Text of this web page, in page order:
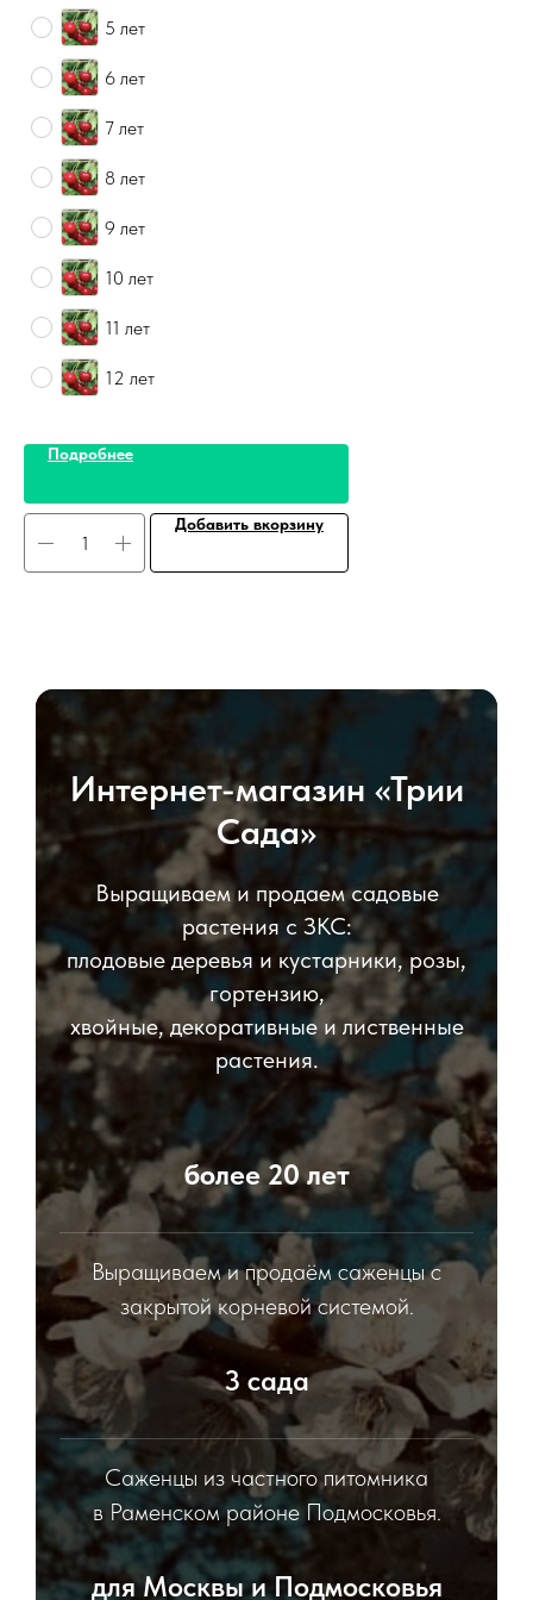
5 лет
6 лет
7 лет
8 лет
9 лет
10 лет
11 лет
12 лет
Подробнее
Добавить вкорзину
Интернет-магазин «Трии
Сада»
Выращиваем и продаем садовые
растения с ЗКС:
плодовые деревья и кустарники, розы,
гортензию,
хвойные, декоративные и лиственные
растения.
более 20 лет
Выращиваем и продаём саженцы с
закрытой корневой системой.
3 сада
Саженцы из частного питомника
в Раменском районе Подмосковья.
для Москвы и Подмосковья